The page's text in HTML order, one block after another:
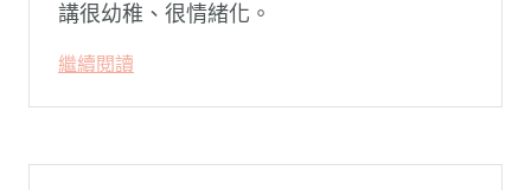
講很幼稚、很情緒化。
繼續閱讀